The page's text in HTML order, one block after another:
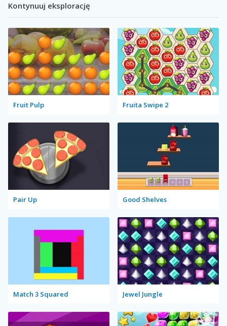
Kontynuuj eksplorację
Fruit Pulp Fruita Swipe 2
Pair Up Good Shelves
Match 3 Squared Jewel Jungle